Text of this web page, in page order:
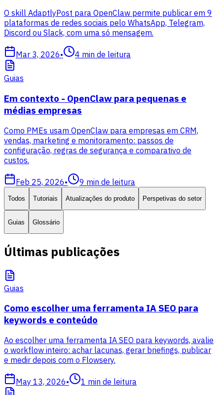
O skill AdaptlyPost para OpenClaw permite publicar em 9
plataformas de redes sociais pelo WhatsApp, Telegram,
Discord ou Slack, com uma só mensagem.
Mar 3, 2026• 4 min de leitura
Guias
Em contexto - OpenClaw para pequenas e
médias empresas
Como PMEs usam OpenClaw para empresas em CRM,
vendas, marketing e monitoramento: passos de
configuração, regras de segurança e comparativo de
custos.
Feb 25, 2026• 9 min de leitura
Todos Tutoriais Atualizações do produto Perspetivas do setor
Guias Glossário
Últimas publicações
Guias
Como escolher uma ferramenta IA SEO para
keywords e conteúdo
Ao escolher uma ferramenta IA SEO para keywords, avalie
o workflow inteiro: achar lacunas, gerar briefings, publicar
e medir depois com o Flowsery.
May 13, 2026• 1 min de leitura